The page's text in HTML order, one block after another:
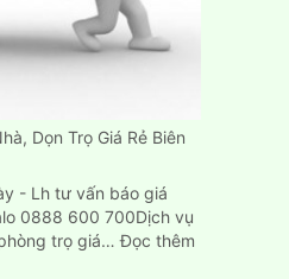
Dọn Trọ Giá Rẻ Biên
- Lh tư vấn báo giá
0888 600 700Dịch vụ
trọ giá…Đọc thêm: